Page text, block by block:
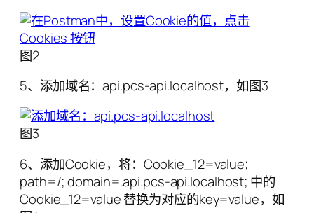
图2
5、添加域名：api.pcs-api.localhost，如图3
图3
6、添加Cookie，将：Cookie_12=value;
path=/; domain=.api.pcs-api.localhost; 中的
Cookie_12=value 替换为对应的key=value，如